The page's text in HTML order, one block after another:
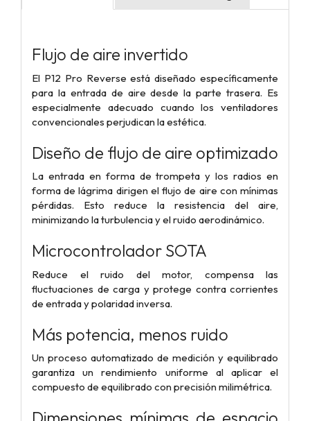
Flujo de aire invertido
El P12 Pro Reverse está diseñado específicamente
para la entrada de aire desde la parte trasera. Es
especialmente adecuado cuando los ventiladores
convencionales perjudican la estética.
Diseño de flujo de aire optimizado
La entrada en forma de trompeta y los radios en
forma de lágrima dirigen el flujo de aire con mínimas
pérdidas. Esto reduce la resistencia del aire,
minimizando la turbulencia y el ruido aerodinámico.
Microcontrolador SOTA
Reduce el ruido del motor, compensa las
fluctuaciones de carga y protege contra corrientes
de entrada y polaridad inversa.
Más potencia, menos ruido
Un proceso automatizado de medición y equilibrado
garantiza un rendimiento uniforme al aplicar el
compuesto de equilibrado con precisión milimétrica.